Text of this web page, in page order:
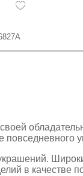
повседневного
в качестве